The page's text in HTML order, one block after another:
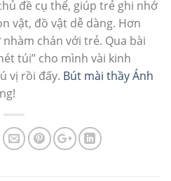
đề cụ thể, giúp trẻ ghi nhớ
vật, đồ vật dễ dàng. Hơn
chán với trẻ. Qua bài
túi” cho mình vài kinh
vị rồi đấy. Bút mài thầy Ánh